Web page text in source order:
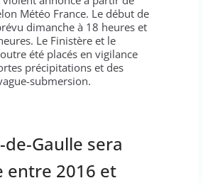
Météo France. Le début de
dimanche à 18 heures et
Le Finistère et le
été placés en vigilance
précipitations et des
submersion.
de-Gaulle sera
entre 2016 et